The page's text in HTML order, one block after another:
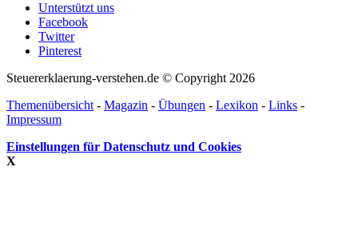
Unterstützt uns
Facebook
Twitter
Pinterest
Steuererklaerung-verstehen.de © Copyright 2026
Themenübersicht - Magazin - Übungen - Lexikon - Links -
Impressum
Einstellungen für Datenschutz und Cookies
X